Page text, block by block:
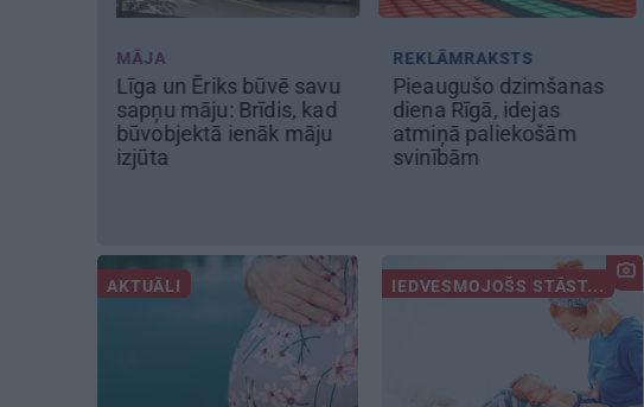
REKLĀMRAKSTS
Pieaugušo dzimšanas
diena Rīgā, idejas
atmiņā paliekošām
svinībām
REKLĀMRAKSTS
Pirts sezonas izlase
AKTUĀLI IEDVESMOJOŠS STĀST...